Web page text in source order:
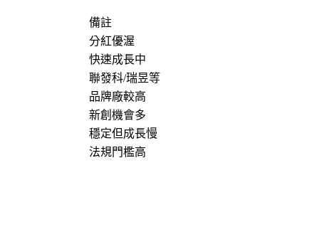
備註
分紅優渥
快速成長中
聯發科/瑞昱等
品牌廠較高
新創機會多
穩定但成長慢
法規門檻高